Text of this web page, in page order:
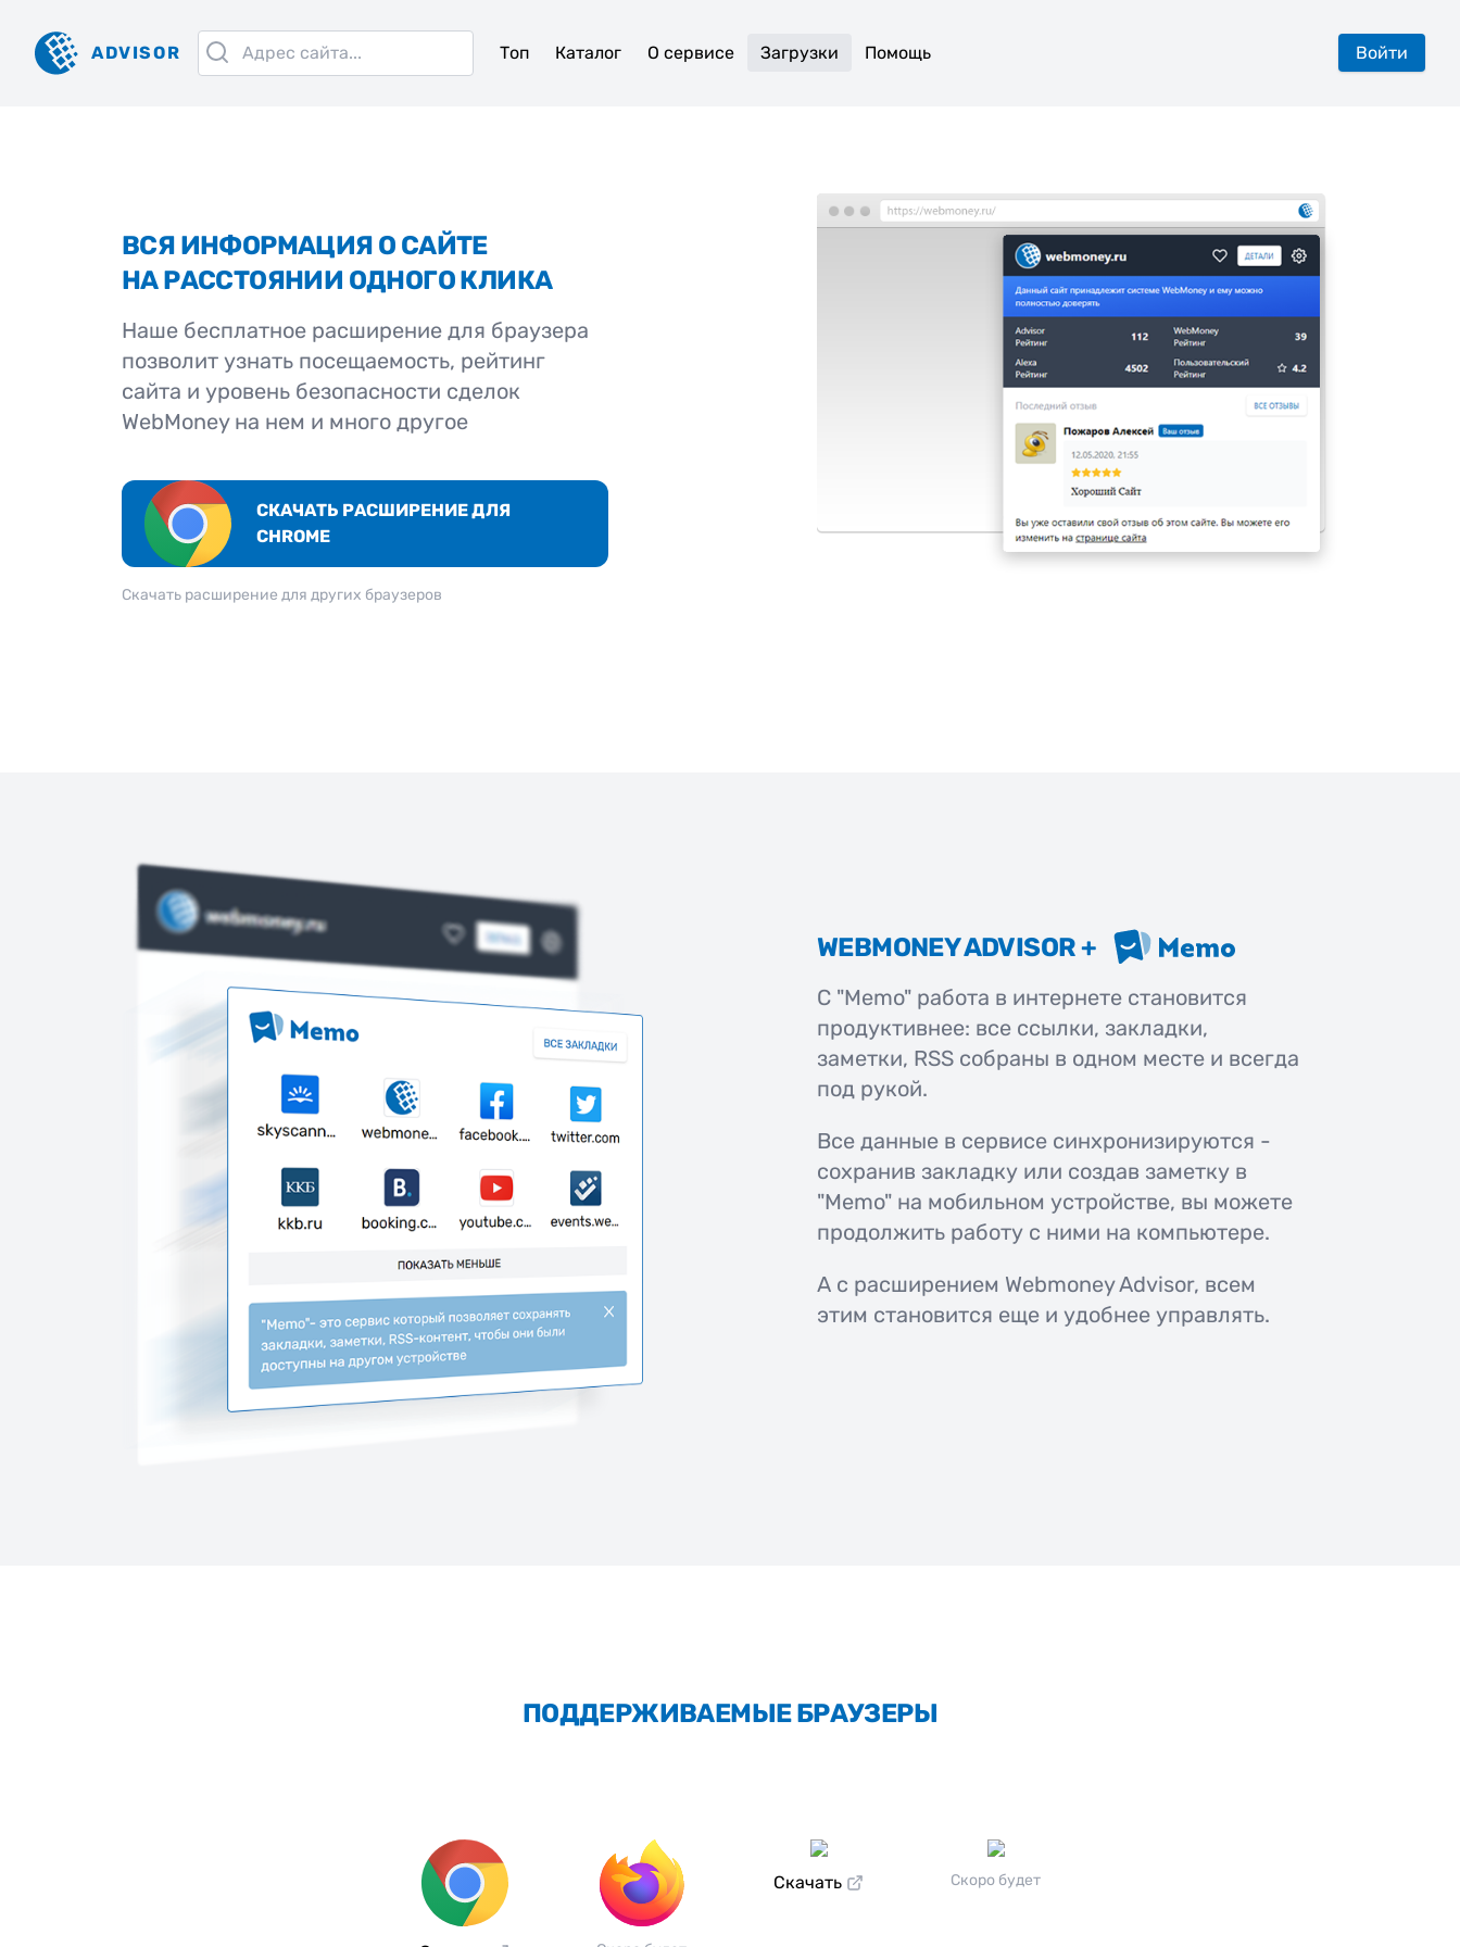
ADVISOR Топ Каталог О сервисе Загрузки Помощь Войти
ВСЯ ИНФОРМАЦИЯ О САЙТЕ
НА РАССТОЯНИИ ОДНОГО КЛИКА
Наше бесплатное расширение для браузера
позволит узнать посещаемость, рейтинг
сайта и уровень безопасности сделок
WebMoney на нем и много другое
СКАЧАТЬ РАСШИРЕНИЕ ДЛЯ
CHROME
Скачать расширение для других браузеров
WEBMONEY ADVISOR +
С "Memo" работа в интернете становится
продуктивнее: все ссылки, закладки,
заметки, RSS собраны в одном месте и всегда
под рукой.
Все данные в сервисе синхронизируются -
сохранив закладку или создав заметку в
"Memo" на мобильном устройстве, вы можете
продолжить работу с ними на компьютере.
А с расширением Webmoney Advisor, всем
этим становится еще и удобнее управлять.
ПОДДЕРЖИВАЕМЫЕ БРАУЗЕРЫ
Скачать Скоро будет